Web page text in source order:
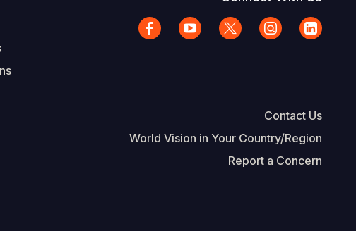
Contact Us
World Vision in Your Country/Region
Report a Concern